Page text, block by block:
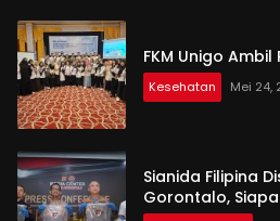
FKM Unigo
Kesehatan Mei 24,
Sianida Filipina
Gorontalo,